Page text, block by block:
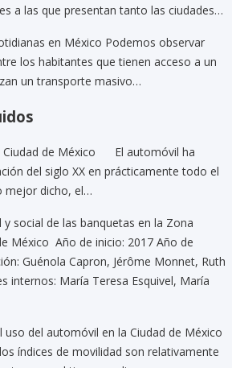
a las que presentan tanto las ciudades…
en México Podemos observar
los habitantes que tienen acceso a un
un transporte masivo…
de México
El automóvil ha
del siglo XX en prácticamente todo el
mejor dicho, el…
social de las banquetas en la Zona
México Año de inicio: 2017 Año de
Guénola Capron, Jérôme Monnet, Ruth
internos: María Teresa Esquivel, María
uso del automóvil en la Ciudad de México
índices de movilidad son relativamente